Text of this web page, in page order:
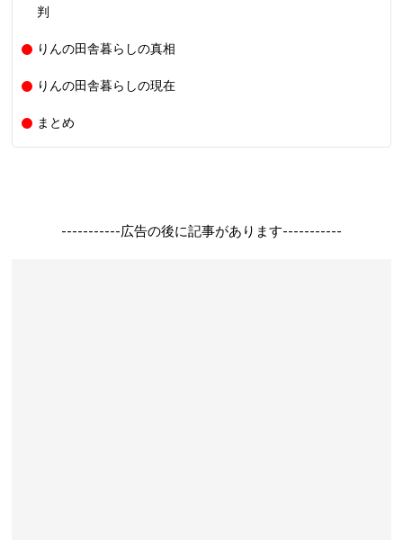
判
りんの田舎暮らしの真相
りんの田舎暮らしの現在
まとめ
-----------広告の後に記事があります-----------